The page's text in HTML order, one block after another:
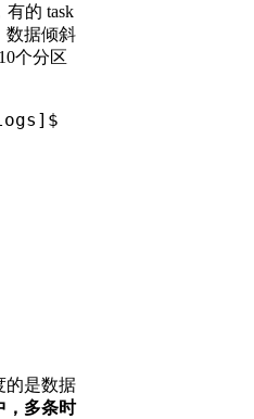
有的 task
数据倾斜
个分区
的是数据
，多条时